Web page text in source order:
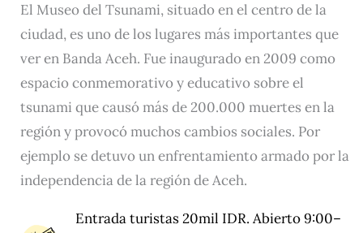
El Museo del Tsunami, situado en el centro de la
ciudad, es uno de los lugares más importantes que
ver en Banda Aceh. Fue inaugurado en 2009 como
espacio conmemorativo y educativo sobre el
tsunami que causó más de 200.000 muertes en la
región y provocó muchos cambios sociales. Por
ejemplo se detuvo un enfrentamiento armado por la
independencia de la región de Aceh.
Entrada turistas 20mil IDR. Abierto 9:00–